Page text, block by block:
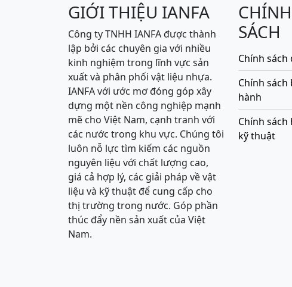
GIỚI THIỆU IANFA
Công ty TNHH IANFA được thành
lập bởi các chuyên gia với nhiều
kinh nghiệm trong lĩnh vực sản
xuất và phân phối vật liệu nhựa.
IANFA với ước mơ đóng góp xây
dựng một nền công nghiệp mạnh
mẽ cho Việt Nam, cạnh tranh với
các nước trong khu vực. Chúng tôi
luôn nỗ lực tìm kiếm các nguồn
nguyên liệu với chất lượng cao,
giá cả hợp lý, các giải pháp về vật
liệu và kỹ thuật để cung cấp cho
thị trường trong nước. Góp phần
thúc đẩy nền sản xuất của Việt
Nam.
CHÍNH
SÁCH
Chính sách
Chính sách
hành
Chính
kỹ thuật